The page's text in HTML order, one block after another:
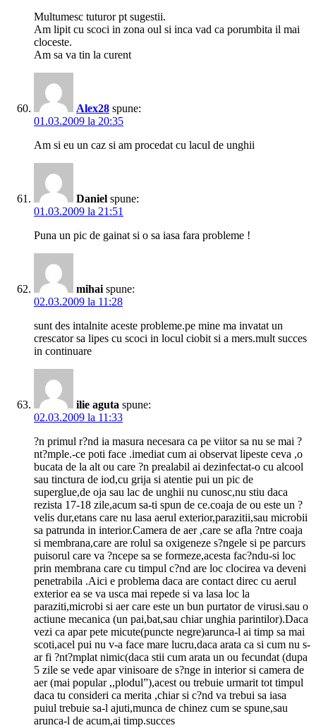
Multumesc tuturor pt sugestii.
Am lipit cu scoci in zona oul si inca vad ca porumbita il mai
cloceste.
Am sa va tin la curent
Alex28 spune:
01.03.2009 la 20:35
Am si eu un caz si am procedat cu lacul de unghii
Daniel spune:
01.03.2009 la 21:51
Puna un pic de gainat si o sa iasa fara probleme !
mihai spune:
02.03.2009 la 11:28
sunt des intalnite aceste probleme.pe mine ma invatat un
crescator sa lipes cu scoci in locul ciobit si a mers.mult succes
in continuare
ilie aguta spune:
02.03.2009 la 11:33
?n primul r?nd ia masura necesara ca pe viitor sa nu se mai ?
nt?mple.-ce poti face .imediat cum ai observat lipeste ceva ,o
bucata de la alt ou care ?n prealabil ai dezinfectat-o cu alcool
sau tinctura de iod,cu grija si atentie pui un pic de
superglue,de oja sau lac de unghii nu cunosc,nu stiu daca
rezista 17-18 zile,acum sa-ti spun de ce.coaja de ou este un ?
velis dur,etans care nu lasa aerul exterior,parazitii,sau microbii
sa patrunda in interior.Camera de aer ,care se afla ?ntre coaja
si membrana,care are rolul sa oxigeneze s?ngele si pe parcurs
puisorul care va ?ncepe sa se formeze,acesta fac?ndu-si loc
prin membrana care cu timpul c?nd are loc clocirea va deveni
penetrabila .Aici e problema daca are contact direc cu aerul
exterior ea se va usca mai repede si va lasa loc la
paraziti,microbi si aer care este un bun purtator de virusi.sau o
actiune mecanica (un pai,bat,sau chiar unghia parintilor).Daca
vezi ca apar pete micute(puncte negre)arunca-l ai timp sa mai
scoti,acel pui nu v-a face mare lucru,daca arata ca si cum nu s-
ar fi ?nt?mplat nimic(daca stii cum arata un ou fecundat (dupa
5 zile se vede apar vinisoare de s?nge in interior si camera de
aer (mai popular ,,plodul”),acest ou trebuie urmarit tot timpul
daca tu consideri ca merita ,chiar si c?nd va trebui sa iasa
puiul trebuie sa-l ajuti,munca de chinez cum se spune,sau
arunca-l de acum,ai timp.succes